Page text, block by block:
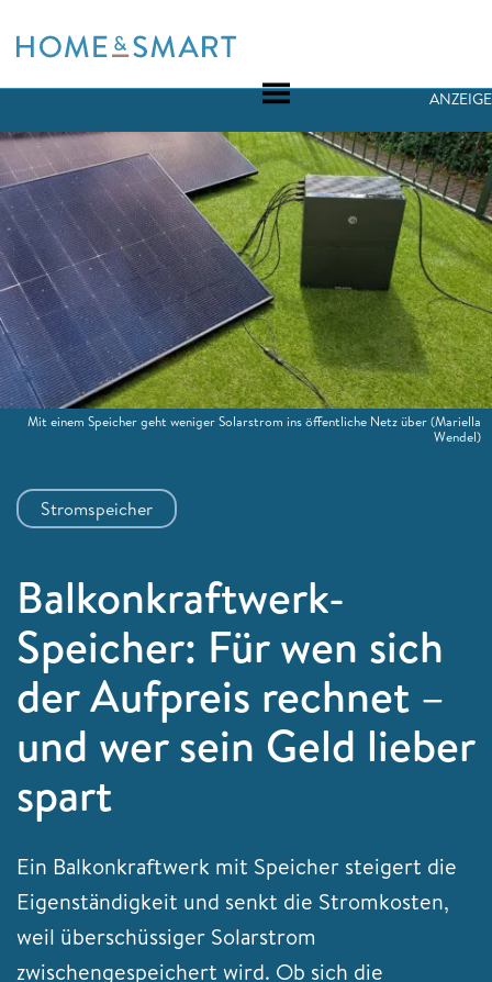
to
Stromspeicher
ANZEIGE
Balkonkraftwerk-
Speicher: Für wen sich
der Aufpreis rechnet –
und wer sein Geld lieber
spart
Ein Balkonkraftwerk mit Speicher steigert die
Eigenständigkeit und senkt die Stromkosten,
weil überschüssiger Solarstrom
zwischengespeichert wird. Ob sich die
Mit einem Speicher geht weniger Solarstrom ins öffentliche Netz über(Mariella
Wendel)